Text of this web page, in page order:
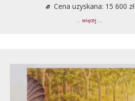
Cena uzyskana: 15 600 zł
... więcej ...